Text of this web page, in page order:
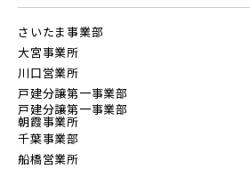
東武鉄道
東武スカイツリーライン
さいたま事業部
大宮事業所
川口営業所
戸建分譲第一事業部
戸建分譲第一事業部
朝霞事業所
千葉事業部
船橋営業所